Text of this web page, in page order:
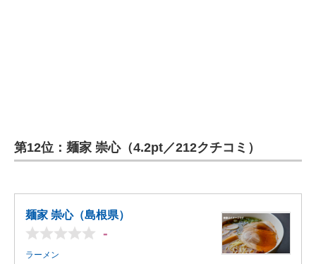
第12位：麺家 崇心（4.2pt／212クチコミ）
麺家 崇心（島根県）
-
ラーメン